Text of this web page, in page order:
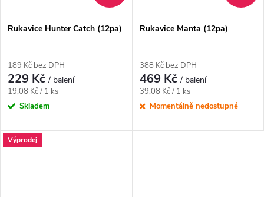
Rukavice Hunter Catch (12pa)
189 Kč bez DPH
229 Kč/ balení
Měrná
cena:
19,08 Kč / 1 ks
Skladem
Rukavice Manta (12pa)
388 Kč bez DPH
469 Kč/ balení
Měrná
cena:
39,08 Kč / 1 ks
Momentálně nedostupné
Výprodej